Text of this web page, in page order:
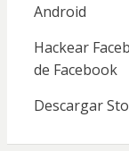
Android
Hackear
de Facebook
Descargar